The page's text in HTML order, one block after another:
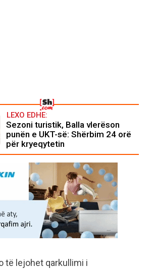
LEXO EDHE:
Sezoni turistik, Balla vlerëson
punën e UKT-së: Shërbim 24 orë
për kryeqytetin
të lejohet qarkullimi i